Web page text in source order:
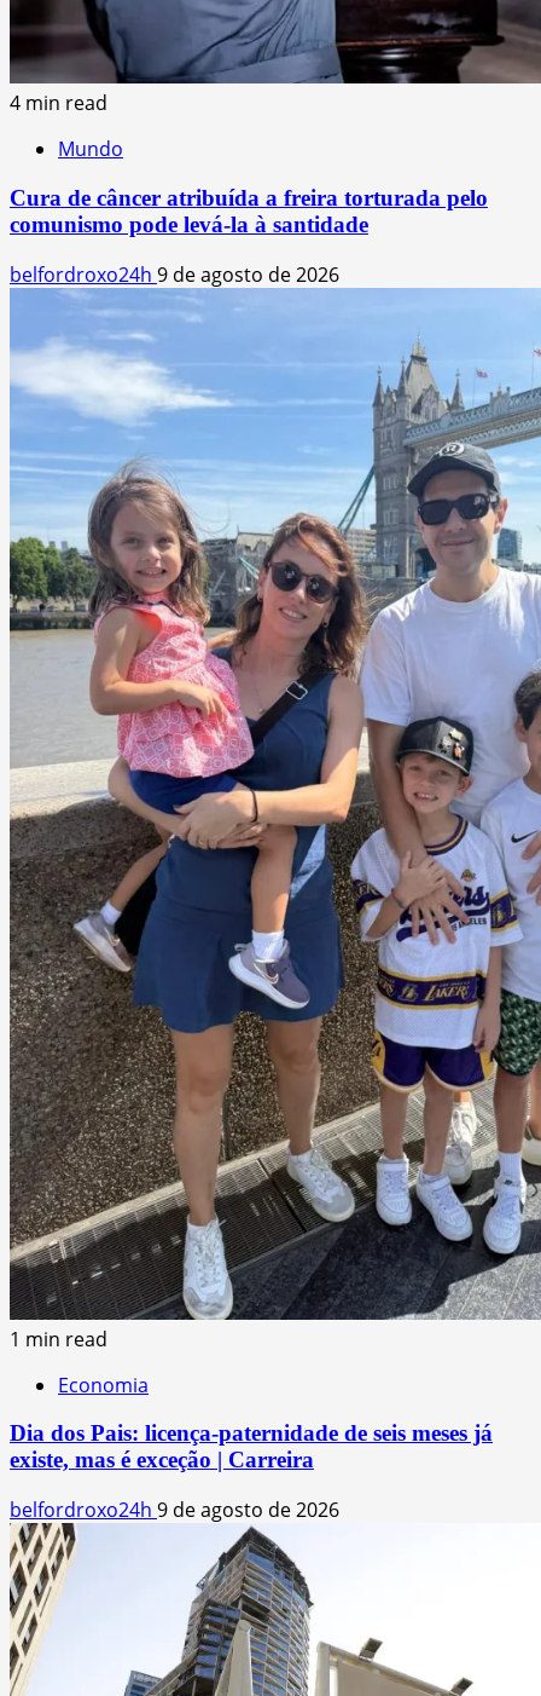
4 min read
Mundo
Cura de câncer atribuída a freira torturada pelo
comunismo pode levá-la à santidade
belfordroxo24h 9 de agosto de 2026
1 min read
Economia
Dia dos Pais: licença-paternidade de seis meses já
existe, mas é exceção | Carreira
belfordroxo24h 9 de agosto de 2026